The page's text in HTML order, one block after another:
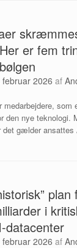
er fem
februar 2026 af
medarbejdere, som
den nye teknologi.
det gælder ansattes
i
datacenter
februar 2026 af